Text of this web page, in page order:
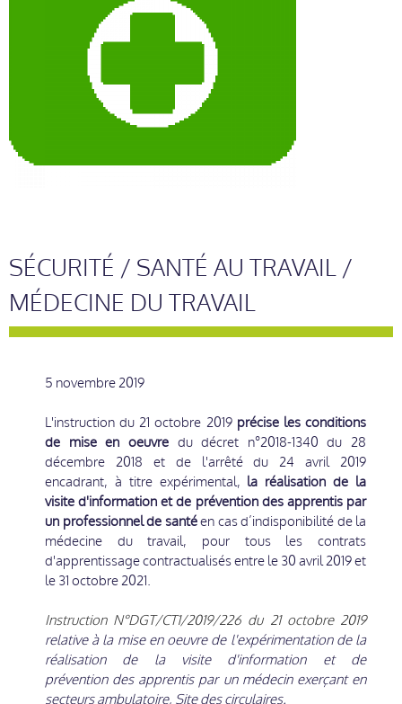
SÉCURITÉ / SANTÉ AU TRAVAIL /
MÉDECINE DU TRAVAIL
5 novembre 2019
L'instruction du 21 octobre 2019précise les conditions
de mise en oeuvre du décret n°2018-1340 du 28
décembre 2018 et de l'arrêté du 24 avril 2019
encadrant, à titre expérimental, la réalisation de la
visite d'information et de prévention des apprentis par
un professionnel de santéen cas d’indisponibilité de la
médecine du travail, pour tous les contrats
d'apprentissage contractualisés entre le 30 avril 2019 et
le 31 octobre 2021.
Instruction N°DGT/CT1/2019/226 du 21 octobre 2019
relative à la mise en oeuvre de l'expérimentation de la
réalisation de la visite d'information et de
prévention des apprentis par un médecin exerçant en
secteurs ambulatoire, Site des circulaires.